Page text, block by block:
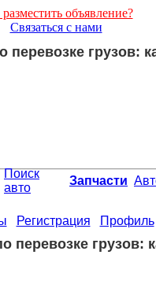
объявление?
Связаться с нами
грузов:
Поиск
авто
Запчасти
Регистрация Профиль
перевозке грузов: